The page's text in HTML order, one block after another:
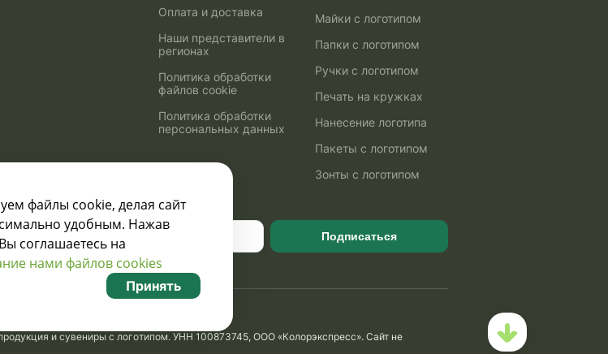
Оплата и доставка
Наши представители в
регионах
Политика обработки
файлов cookie
Политика обработки
персональных данных
Майки с логотипом
Папки с логотипом
Ручки с логотипом
Печать на кружках
Нанесение логотипа
Пакеты с логотипом
Зонты с логотипом
о скидках
Подписаться
и сувениры с логотипом. УНН 100873745, ООО «Колорэкспресс». Сайт не
файлы cookie, делая сайт
удобным. Нажав
соглашаетесь на
нами файлов cookies
Принять